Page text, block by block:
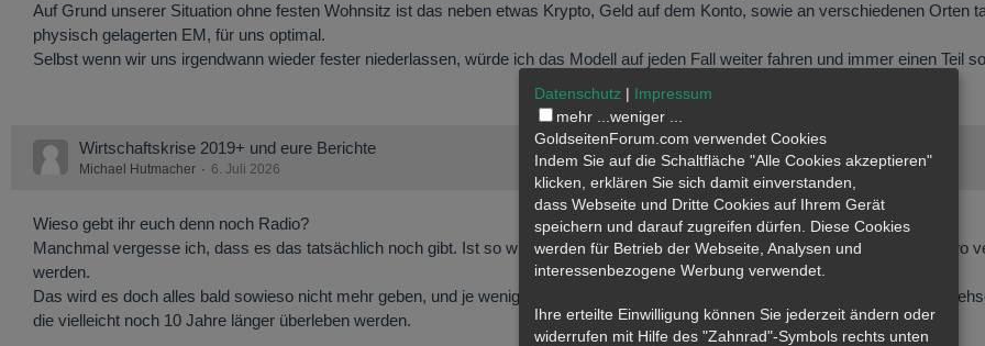
Auf Grund unserer Situation ohne festen Wohnsitz ist das neben etwas Krypto, Geld auf dem Konto, sowie an verschiedenen Orten
physisch gelagerten EM, für uns optimal.
Selbst wenn wir uns irgendwann wieder fester niederlassen, würde ich das Modell auf jeden Fall weiter fahren und immer einen Teil
Wirtschaftskrise 2019+ und eure Berichte
Michael Hutmacher 6. Juli 2026
Wieso gebt ihr euch denn noch Radio?
Manchmal vergesse ich, dass es das tatsächlich noch gibt. Ist so wie Fax oder so ähnlich, soll ja anscheinend auch noch irgendwo
werden.
Das wird es doch alles bald sowieso nicht mehr geben, und je weniger es einschalten umso besser. Ähnlich wie klassische
die vielleicht noch 10 Jahre länger überleben werden.
Datenschutz | Impressum
mehr ... weniger ...
GoldseitenForum.com verwendet Cookies
Indem Sie auf die Schaltfläche "Alle Cookies akzeptieren"
klicken, erklären Sie sich damit einverstanden,
dass Webseite und Dritte Cookies auf Ihrem Gerät
speichern und darauf zugreifen dürfen. Diese Cookies
werden für Betrieb der Webseite, Analysen und
interessenbezogene Werbung verwendet.
Ihre erteilte Einwilligung können Sie jederzeit ändern oder
widerrufen mit Hilfe des "Zahnrad"-Symbols rechts unten